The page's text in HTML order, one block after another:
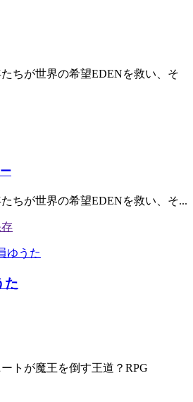
ちが世界の希望EDENを救い、そ
ちが世界の希望EDENを救い、そ...
た
トが魔王を倒す王道？RPG